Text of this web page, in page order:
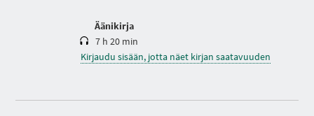
Äänikirja
7 h 20 min
Kirjaudu sisään, jotta näet kirjan saatavuuden